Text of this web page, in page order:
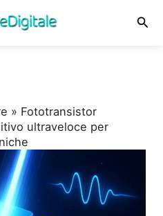
» Fototransistor
ultraveloce per